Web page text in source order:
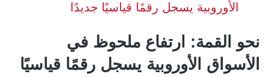
الأوروبية يسجل رقمًا قياسيًا جديدًا
نحو القمة: ارتفاع ملحوظ في
الأسواق الأوروبية يسجل رقمًا قياسيًا